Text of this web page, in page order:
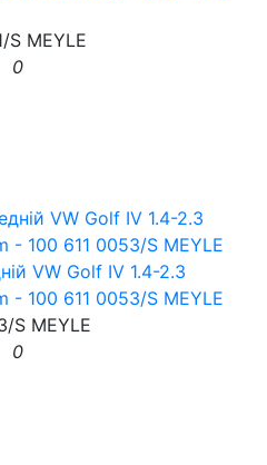
S MEYLE
0
VW Golf IV 1.4-2.3
- 100 611 0053/S MEYLE
S MEYLE
0